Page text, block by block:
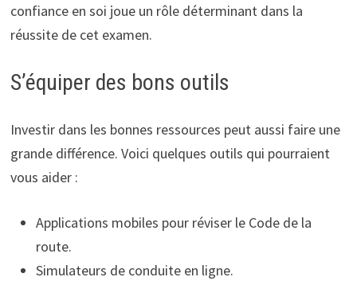
confiance en soi joue un rôle déterminant dans la
réussite de cet examen.
S’équiper des bons outils
Investir dans les bonnes ressources peut aussi faire une
grande différence. Voici quelques outils qui pourraient
vous aider :
Applications mobiles pour réviser le Code de la
route.
Simulateurs de conduite en ligne.